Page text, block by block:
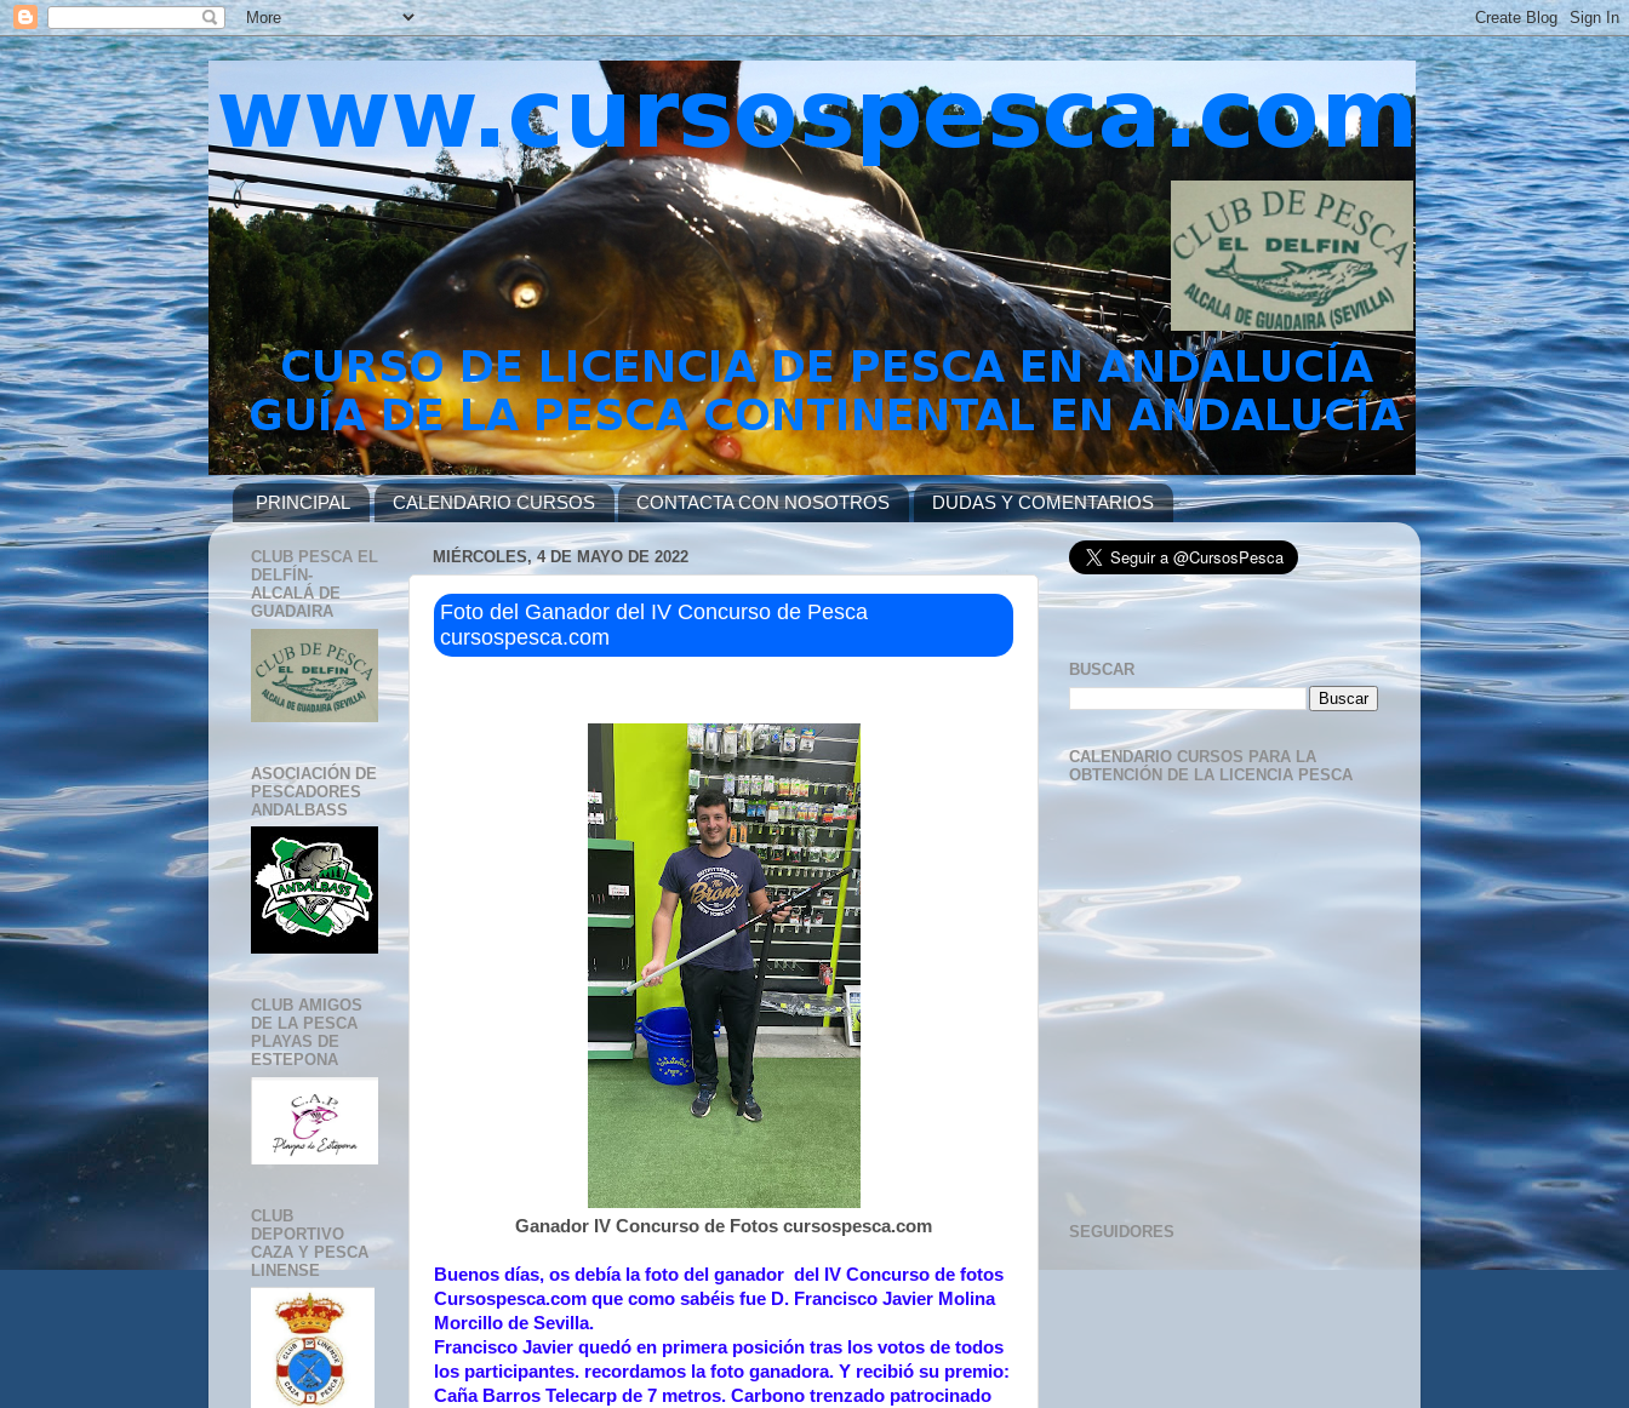
PRINCIPAL CALENDARIO CURSOS CONTACTA CON NOSOTROS DUDAS Y COMENTARIOS
MIÉRCOLES, 4 DE MAYO DE 2022
Foto del Ganador del IV Concurso de Pesca
cursospesca.com
Ganador IV Concurso de Fotos cursospesca.com
Buenos días, os debía la foto del ganador del IV Concurso de fotos
Cursospesca.com que como sabéis fue D. Francisco Javier Molina
Morcillo de Sevilla.
Francisco Javier quedó en primera posición tras los votos de todos
los participantes. recordamos la foto ganadora. Y recibió su premio:
Caña Barros Telecarp de 7 metros. Carbono trenzado patrocinado
CLUB PESCA EL
DELFÍN-
ALCALÁ DE
GUADAIRA
ASOCIACIÓN DE
PESCADORES
ANDALBASS
CLUB AMIGOS
DE LA PESCA
PLAYAS DE
ESTEPONA
CLUB
DEPORTIVO
CAZA Y PESCA
LINENSE
BUSCAR
CALENDARIO CURSOS PARA LA
OBTENCIÓN DE LA LICENCIA PESCA
SEGUIDORES